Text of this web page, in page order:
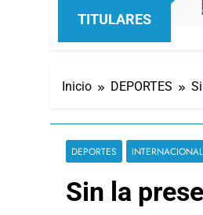
TITULARES
12
Inicio DEPORTES
DEPORTES
Sin la